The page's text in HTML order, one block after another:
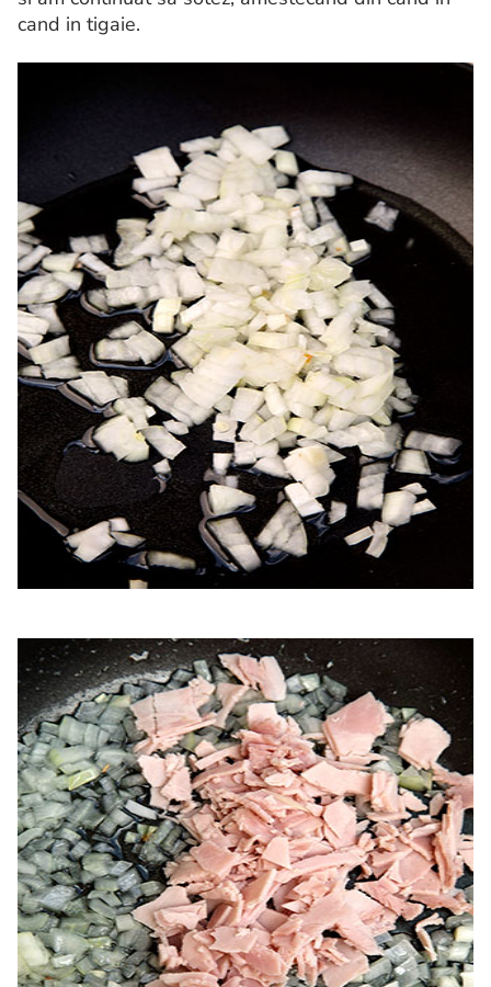
cand in tigaie.